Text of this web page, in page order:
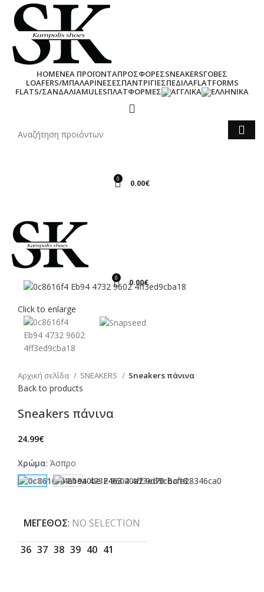
HOMEΝΕΑ ΠΡΟΪΟΝΤΑΠΡΟΣΦΟΡΕΣSNEAKERSΓΟΒΕΣ
LOAFERS/ΜΠΑΛΑΡΙΝΕΣΕΣΠΑΝΤΡΙΓΙΕΣΠΕΔΙΛΑFLATFORMS
FLATS/ΣΑΝΔΑΛΙΑMULESΠΛΑΤΦΟΡΜΕΣ
0 0.00€
0 0.00€
Click to enlarge
Αρχική σελίδα SNEAKERS Sneakers πάνινα
Back to products
Sneakers πάνινα
24.99€
Χρώμα: Άσπρο
ΜΈΓΕΘΟΣ: NO SELECTION
36 37 38 39 40 41